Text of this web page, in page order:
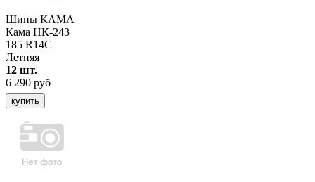
Шины КАМА
Кама НК-243
185 R14C
Летняя
12 шт.
6 290 руб
купить